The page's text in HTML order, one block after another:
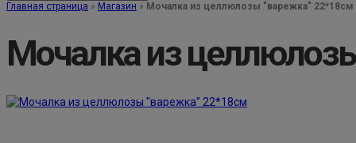
Главная страница » Магазин » Мочалка из целлюлозы "варежка" 22*18см
Мочалка из